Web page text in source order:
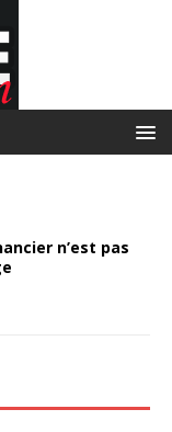
n’est pas